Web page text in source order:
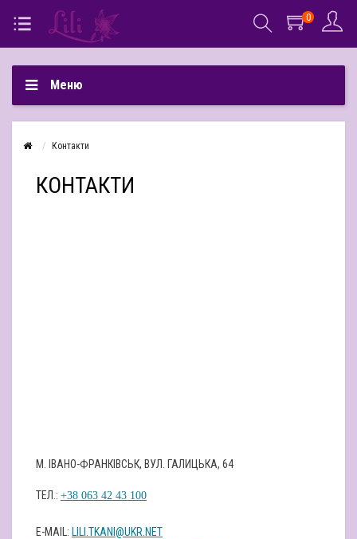
0
Меню
Контакти
КОНТАКТИ
М. ІВАНО-ФРАНКІВСЬК, ВУЛ. ГАЛИЦЬКА, 64
ТЕЛ.: +38 063 42 43 100
Е-MAIL: LILI.TKANI@UKR.NET